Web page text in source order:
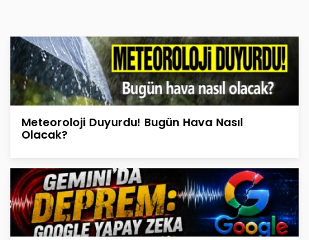
Meteoroloji Duyurdu! Bugün Hava Nasıl
Olacak?